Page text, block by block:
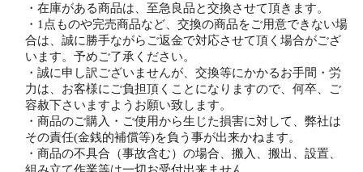
・在庫がある商品は、至急良品と交換させて頂きます。
・1点ものや完売商品など、交換の商品をご用意できない場
合は、誠に勝手ながらご返金で対応させて頂く場合がござ
います。予めご了承ください。
・誠に申し訳ございませんが、交換等にかかるお手間・労
力は、お客様にご負担頂くことになりますので、何卒、ご
容赦下さいますようお願い致します。
・商品のご購入・ご使用から生じた損害に対して、弊社は
その責任(金銭的補償等)を負う事が出来かねます。
・商品の不具合（事故含む）の場合、搬入、搬出、設置、